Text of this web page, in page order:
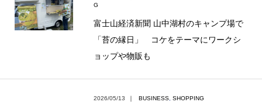
G
富士山経済新聞 山中湖村のキャンプ場で
「苔の縁日」 コケをテーマにワークシ
ョップや物販も
2026/05/13 ｜ BUSINESS SHOPPING